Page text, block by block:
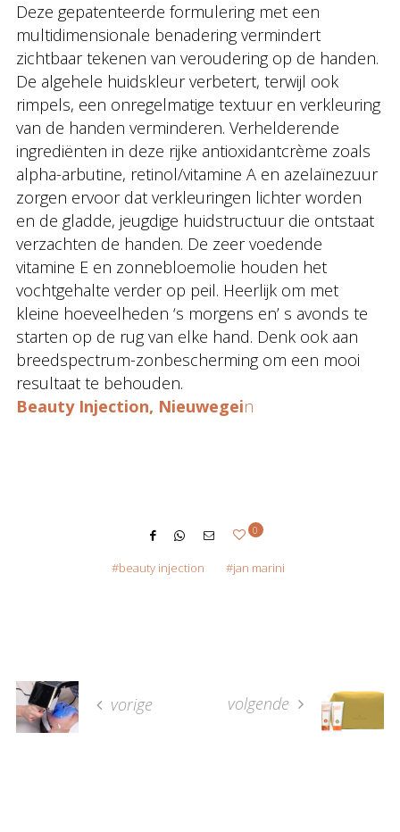
Deze gepatenteerde formulering met een
multidimensionale benadering vermindert
zichtbaar tekenen van veroudering op de handen.
De algehele huidskleur verbetert, terwijl ook
rimpels, een onregelmatige textuur en verkleuring
van de handen verminderen. Verhelderende
ingrediënten in deze rijke antioxidantcrème zoals
alpha-arbutine, retinol/vitamine A en azelaïnezuur
zorgen ervoor dat verkleuringen lichter worden
en de gladde, jeugdige huidstructuur die ontstaat
verzachten de handen. De zeer voedende
vitamine E en zonnebloemolie houden het
vochtgehalte verder op peil. Heerlijk om met
kleine hoeveelheden ‘s morgens en’ s avonds te
starten op de rug van elke hand. Denk ook aan
breedspectrum-zonbescherming om een mooi
resultaat te behouden.
Beauty Injection, Nieuwegein
0
beauty injection jan marini
vorige volgende